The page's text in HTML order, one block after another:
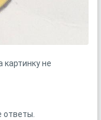
картинку не